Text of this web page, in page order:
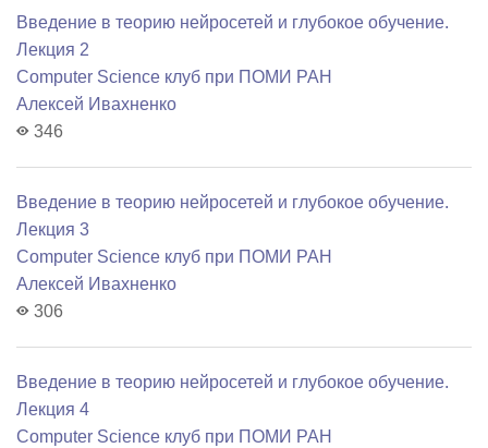
Введение в теорию нейросетей и глубокое обучение.
Лекция 2
Computer Science клуб при ПОМИ РАН
Алексей Ивахненко
346
Введение в теорию нейросетей и глубокое обучение.
Лекция 3
Computer Science клуб при ПОМИ РАН
Алексей Ивахненко
306
Введение в теорию нейросетей и глубокое обучение.
Лекция 4
Computer Science клуб при ПОМИ РАН